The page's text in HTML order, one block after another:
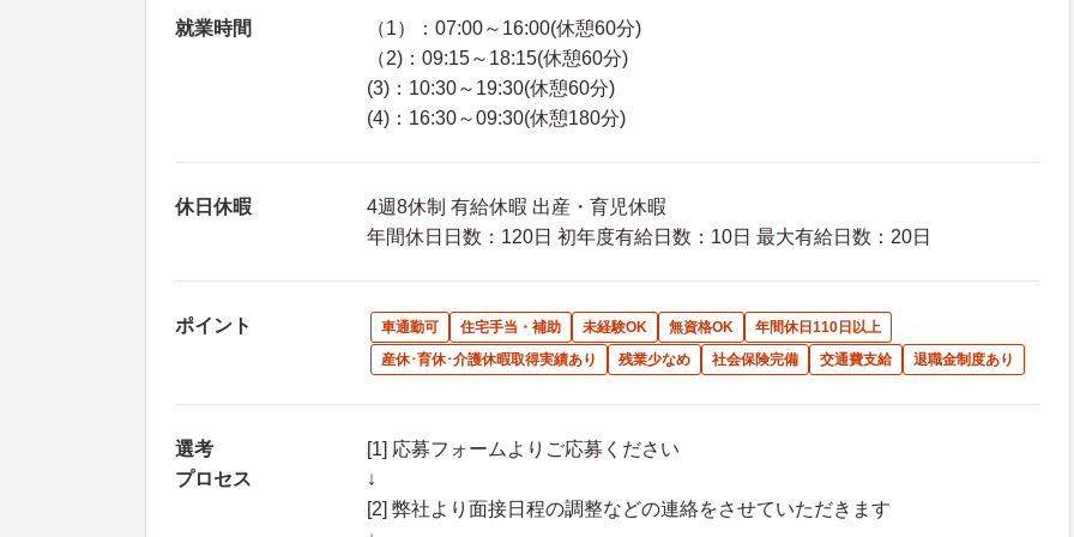
就業時間
（1）：07:00～16:00(休憩60分)
（2)：09:15～18:15(休憩60分)
(3)：10:30～19:30(休憩60分)
(4)：16:30～09:30(休憩180分)
休日休暇
4週8休制 有給休暇 出産・育児休暇
年間休日日数：120日 初年度有給日数：10日 最大有給日数：20日
ポイント 車通勤可 住宅手当・補助 未経験OK 無資格OK
年間休日110日以上
産休･育休･介護休暇取得実績あり
残業少なめ 社会保険完備 交通費支給 退職金制度あり
選考
プロセス
[1] 応募フォームよりご応募ください
↓
[2] 弊社より面接日程の調整などの連絡をさせていただきます